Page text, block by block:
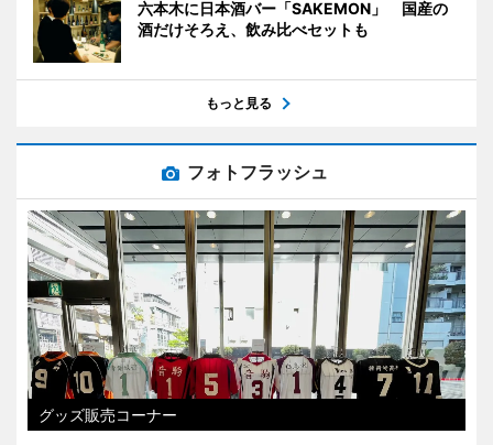
六本木に日本酒バー「SAKEMON」 国産の
酒だけそろえ、飲み比べセットも
もっと見る
フォトフラッシュ
グッズ販売コーナー